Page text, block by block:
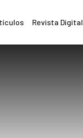
Revista Digital